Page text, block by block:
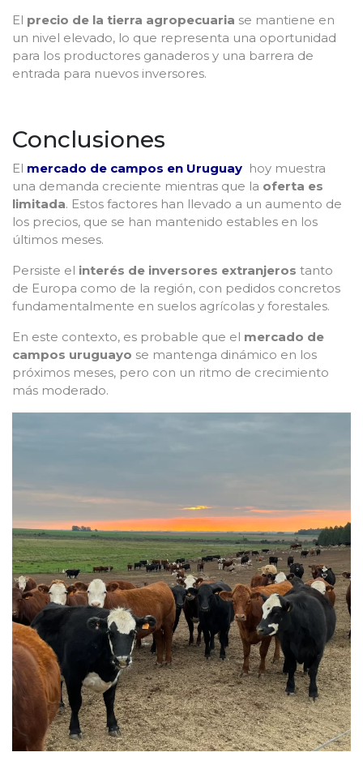
El precio de la tierra agropecuaria se mantiene en
un nivel elevado, lo que representa una oportunidad
para los productores ganaderos y una barrera de
entrada para nuevos inversores.
Conclusiones
El mercado de campos en Uruguay hoy muestra
una demanda creciente mientras que la oferta es
limitada. Estos factores han llevado a un aumento de
los precios, que se han mantenido estables en los
últimos meses.
Persiste el interés de inversores extranjeros tanto
de Europa como de la región, con pedidos concretos
fundamentalmente en suelos agrícolas y forestales.
En este contexto, es probable que el mercado de
campos uruguayo se mantenga dinámico en los
próximos meses, pero con un ritmo de crecimiento
más moderado.